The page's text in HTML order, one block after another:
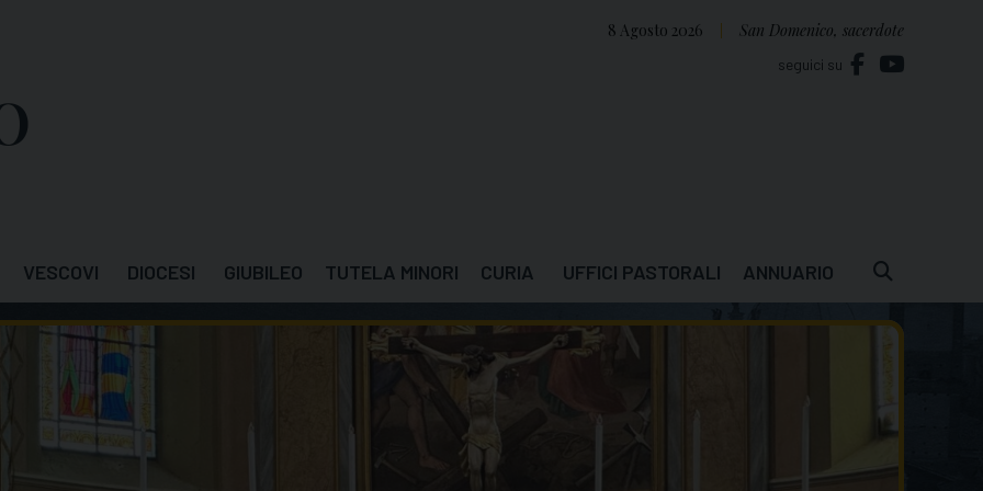
8 Agosto 2026 San Domenico, sacerdote
seguici su
VESCOVI DIOCESI GIUBILEO TUTELA MINORI CURIA UFFICI PASTORALI ANNUARIO